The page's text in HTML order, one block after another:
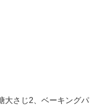
大さじ2、ベーキングパ